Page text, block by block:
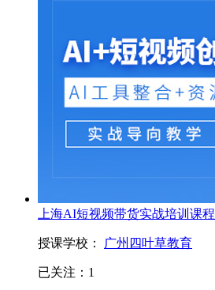
上海AI短视频带货实战培训课程
授课学校： 广州四叶草教育
已关注： 1